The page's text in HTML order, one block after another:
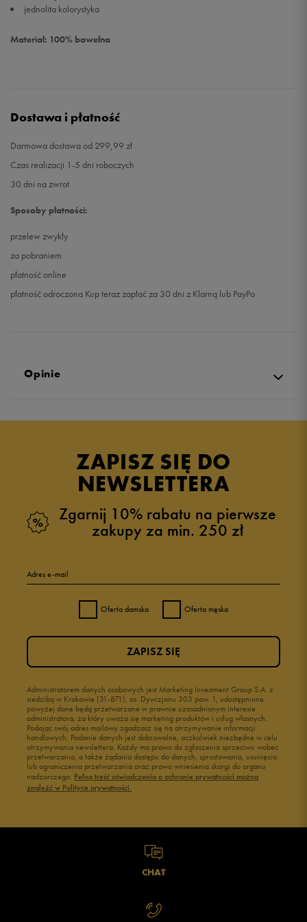
jednolita kolorystyka
Materiał: 100% bawełna
Dostawa i płatność
Darmowa dostawa od 299,99 zł
Czas realizacji 1-5 dni roboczych
30 dni na zwrot
Sposoby płatności:
przelew zwykły
za pobraniem
płatność online
płatność odroczona Kup teraz zapłać za 30 dni z Klarną lub PayPo
Opinie
5.0
zebranych i zweryfikowanych przez
4 0%
1 0%
Jak zbieramy opinie?
ZAPISZ SIĘ DO
NEWSLETTERA
Zgarnij 10% rabatu na pierwsze
zakupy za min. 250 zł
Adres e-mail
Oferta damska Oferta męska
Administratorem danych osobowych jest Marketing Investment Group S.A. z
siedzibą w Krakowie (31-871), os. Dywizjonu 303 paw. 1, udostępnione
powyżej dane będą przetwarzane w prawnie uzasadnionym interesie
administratora, za który uważa się marketing produktów i usług własnych.
Podając swój adres mailowy zgadzasz się na otrzymywanie informacji
handlowych. Podanie danych jest dobrowolne, aczkolwiek niezbędne w celu
otrzymywania newslettera. Każdy ma prawo do zgłoszenia sprzeciwu wobec
przetwarzania, a także żądania dostępu do danych, sprostowania, usunięcia
lub ograniczenia przetwarzania oraz prawo wniesienia skargi do organu
nadzorczego. Pełną treść oświadczenia o ochronie prywatności można
znaleźć w Polityce prywatności.
ZAPISZ SIĘ
CHAT